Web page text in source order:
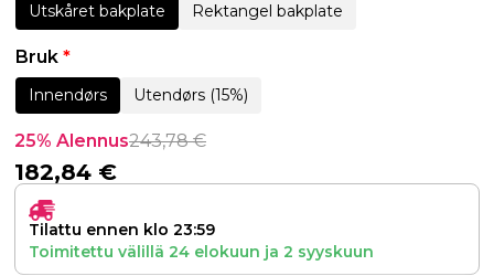
Utskåret bakplate Rektangel bakplate
Bruk *
Innendørs Utendørs (15%)
25% Alennus243,78€
182,84 €
Tilattu ennen klo 23:59
Toimitettu välillä 24 elokuun ja 2 syyskuun